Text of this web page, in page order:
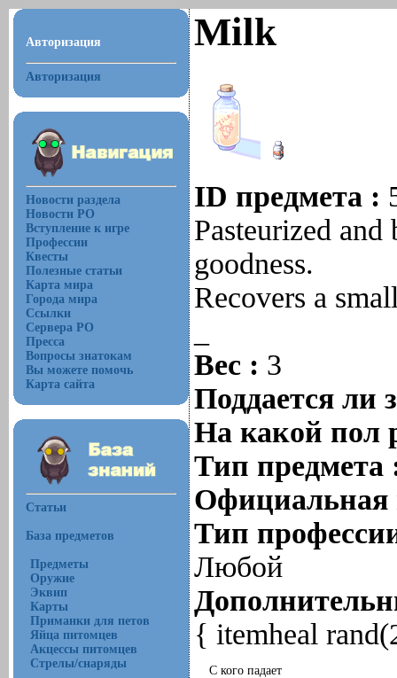
Авторизация
Авторизация
Новости раздела
Новости РО
Вступление к игре
Профессии
Квесты
Полезные статьи
Карта мира
Города мира
Ссылки
Сервера РО
Пресса
Вопросы знатокам
Вы можете помочь
Карта сайта
Статьи
База предметов
Предметы
Оружие
Эквип
Карты
Приманки для петов
Яйца питомцев
Акцессы питомцев
Стрелы/снаряды
Milk
ID предмета :
Pasteurized
goodness.
Recovers a
Вес : 3
Поддается ли
На какой пол
Тип
Тип
Любой
{ itemheal
С кого падает